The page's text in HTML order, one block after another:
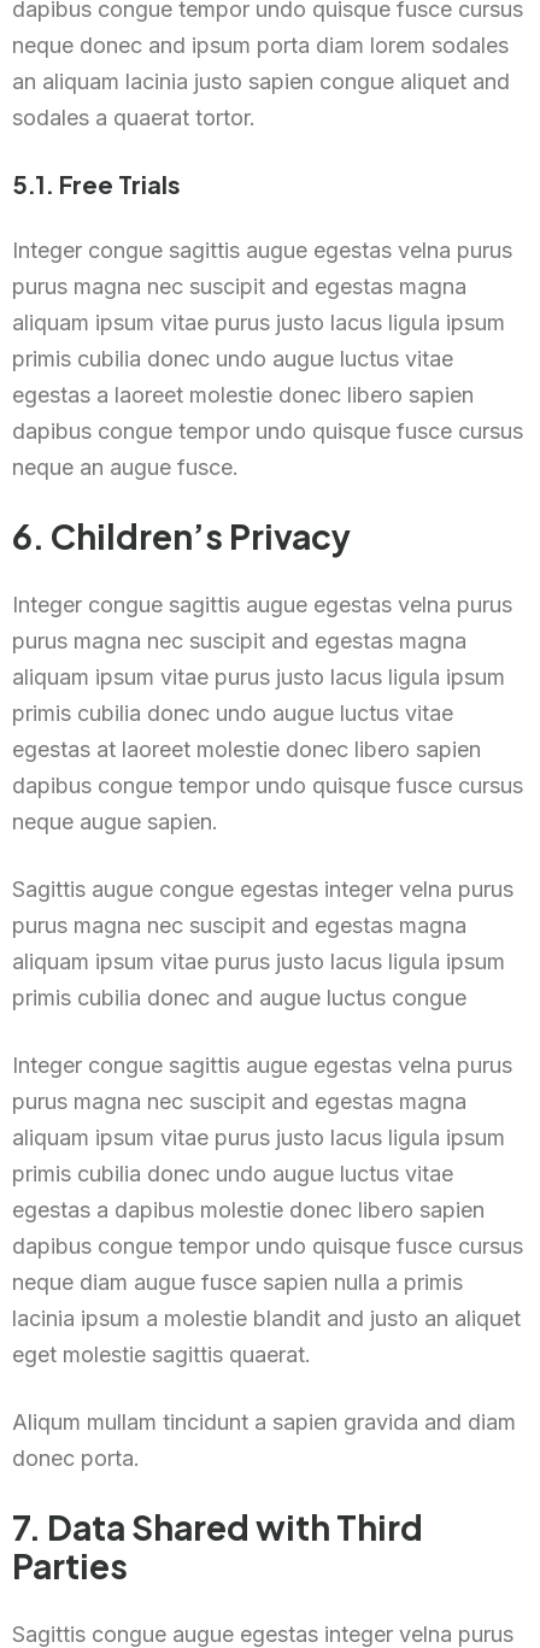
dapibus congue tempor undo quisque fusce cursus
neque donec and ipsum porta diam lorem sodales
an aliquam lacinia justo sapien congue aliquet and
sodales a quaerat tortor.
5.1. Free Trials
Integer congue sagittis augue egestas velna purus
purus magna nec suscipit and egestas magna
aliquam ipsum vitae purus justo lacus ligula ipsum
primis cubilia donec undo augue luctus vitae
egestas a laoreet molestie donec libero sapien
dapibus congue tempor undo quisque fusce cursus
neque an augue fusce.
6. Children’s Privacy
Integer congue sagittis augue egestas velna purus
purus magna nec suscipit and egestas magna
aliquam ipsum vitae purus justo lacus ligula ipsum
primis cubilia donec undo augue luctus vitae
egestas at laoreet molestie donec libero sapien
dapibus congue tempor undo quisque fusce cursus
neque augue sapien.
Sagittis augue congue egestas integer velna purus
purus magna nec suscipit and egestas magna
aliquam ipsum vitae purus justo lacus ligula ipsum
primis cubilia donec and augue luctus congue
Integer congue sagittis augue egestas velna purus
purus magna nec suscipit and egestas magna
aliquam ipsum vitae purus justo lacus ligula ipsum
primis cubilia donec undo augue luctus vitae
egestas a dapibus molestie donec libero sapien
dapibus congue tempor undo quisque fusce cursus
neque diam augue fusce sapien nulla a primis
lacinia ipsum a molestie blandit and justo an aliquet
eget molestie sagittis quaerat.
Aliqum mullam tincidunt a sapien gravida and diam
donec porta.
7. Data Shared with Third
Parties
Sagittis congue augue egestas integer velna purus